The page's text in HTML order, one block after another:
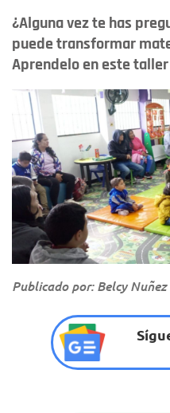
¿Alguna vez te has
puede transformar
Aprendelo en este
Publicado por: Belcy Nuñez